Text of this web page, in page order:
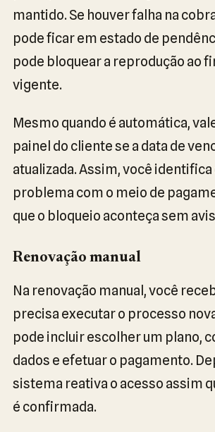
mantido. Se houver falha na
pode ficar em estado de
pode bloquear a reprodução ao
vigente.
Mesmo quando é automática,
painel do cliente se a data de
atualizada. Assim, você
problema com o meio de
que o bloqueio aconteça sem
Renovação manual
Na renovação manual, você
precisa executar o processo
pode incluir escolher um plano,
dados e efetuar o pagamento.
sistema reativa o acesso assim
é confirmada.